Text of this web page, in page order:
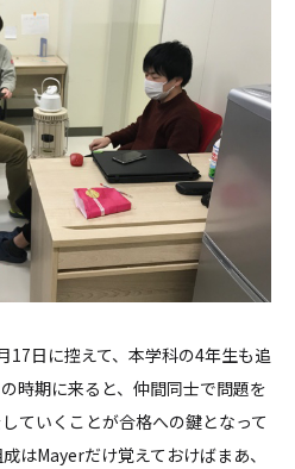
日に控えて、本学科の4年生も追
時期に来ると、仲間同士で問題を
ていくことが合格への鍵となって
はMayerだけ覚えておけばまあ、